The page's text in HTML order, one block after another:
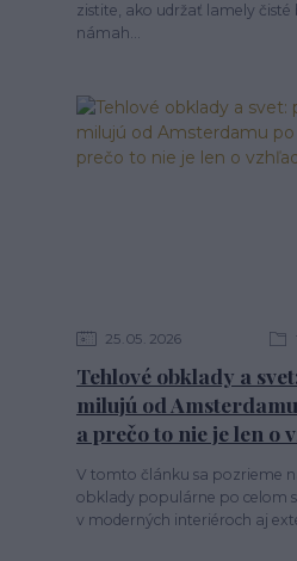
zistite, ako udržať lamely
námah...
25 05 2026
Tehlové obklady a
milujú od
a prečo to nie je len o
V tomto článku sa pozrieme
obklady populárne po celom
v moderných interiéroch aj